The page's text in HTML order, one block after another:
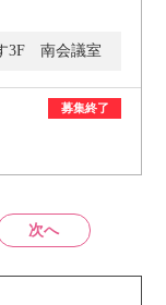
3F 南会議室
募集終了
次へ